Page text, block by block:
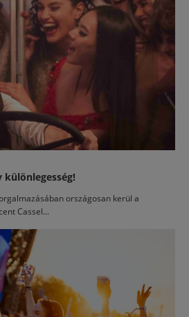
különlegesség!
országosan kerül a
Cassel...